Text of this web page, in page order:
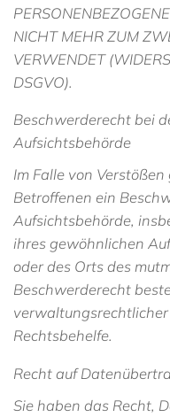
NICHT MEHR ZUM
VERWENDET
DSGVO).
Beschwerderecht bei
Aufsichtsbehörde
Im Falle von
Betroffenen ein
Aufsichtsbehörde,
ihres gewöhnlichen
oder des Orts des
Beschwerderecht
Rechtsbehelfe.
Recht auf
Sie haben das Recht,